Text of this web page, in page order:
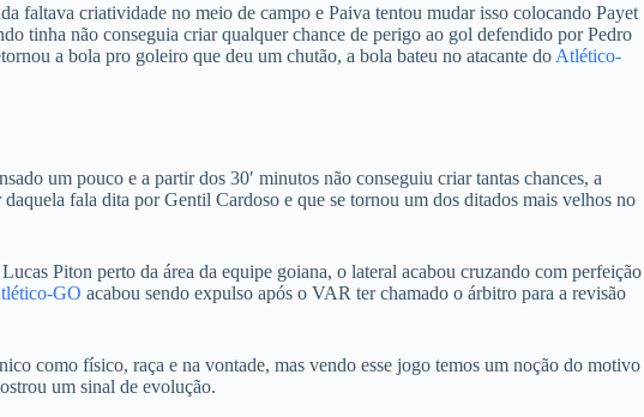
faltava criatividade no meio de campo e Paiva tentou mudar isso colocando Payet
tinha não conseguia criar qualquer chance de perigo ao gol defendido por Pedro
a bola pro goleiro que deu um chutão, a bola bateu no atacante do Atlético-
um pouco e a partir dos 30′ minutos não conseguiu criar tantas chances, a
fala dita por Gentil Cardoso e que se tornou um dos ditados mais velhos no
Piton perto da área da equipe goiana, o lateral acabou cruzando com perfeição
GO acabou sendo expulso após o VAR ter chamado o árbitro para a revisão
como físico, raça e na vontade, mas vendo esse jogo temos um noção do motivo
um sinal de evolução.